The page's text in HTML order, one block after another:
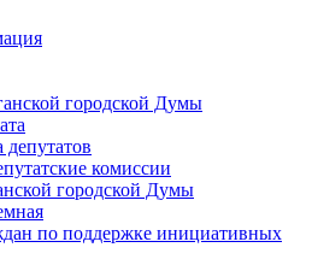
городской Думы
комиссии
городской Думы
по поддержке инициативных